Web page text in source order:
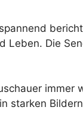
Leben. Die
immer
starken